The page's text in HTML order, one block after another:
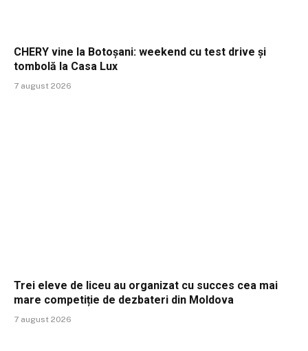
CHERY vine la Botoșani: weekend cu test drive și
tombolă la Casa Lux
7 august 2026
Trei eleve de liceu au organizat cu succes cea mai
mare competiție de dezbateri din Moldova
7 august 2026